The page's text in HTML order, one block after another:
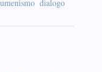
dialogo